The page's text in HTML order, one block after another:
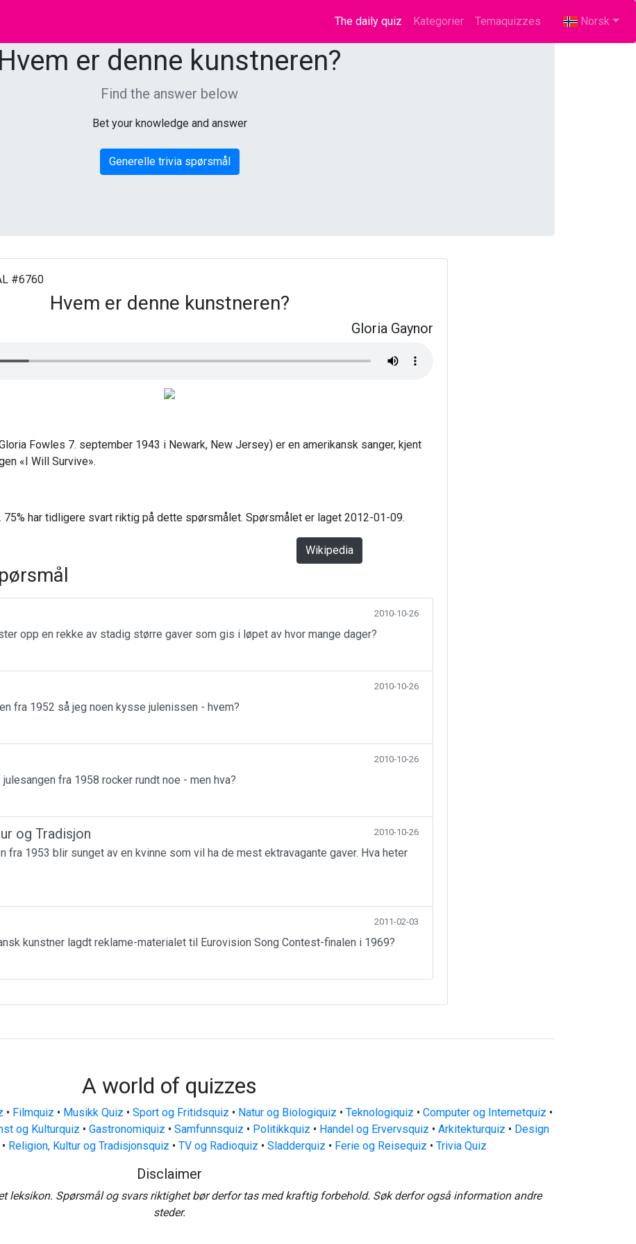
The daily quiz (current)
Kategorier Temaquizzes Norsk
Hvem er denne kunstneren?
Find the answer below
Bet your knowledge and answer
Generelle trivia spørsmål
#6760
Hvem er denne kunstneren?
Gloria Gaynor
Fowles 7. september 1943 i Newark, New Jersey) er en amerikansk sanger, kjent
«I Will Survive».
har tidligere svart riktig på dette spørsmålet. Spørsmålet er laget 2012-01-09.
Wikipedia
2010-10-26
opp en rekke av stadig større gaver som gis i løpet av hvor mange dager?
2010-10-26
fra 1952 så jeg noen kysse julenissen - hvem?
2010-10-26
fra 1958 rocker rundt noe - men hva?
og Tradisjon 2010-10-26
fra 1953 blir sunget av en kvinne som vil ha de mest ektravagante gaver. Hva heter
2011-02-03
kunstner lagdt reklame-materialet til Eurovision Song Contest-finalen i 1969?
A world of quizzes
• Filmquiz • Musikk Quiz • Sport og Fritidsquiz • Natur og Biologiquiz • Teknologiquiz • Computer og Internetquiz •
og Kulturquiz • Gastronomiquiz • Samfunnsquiz • Politikkquiz • Handel og Ervervsquiz • Arkitekturquiz • Design
• Religion, Kultur og Tradisjonsquiz • TV og Radioquiz • Sladderquiz • Ferie og Reisequiz • Trivia Quiz
Disclaimer
leksikon. Spørsmål og svars riktighet bør derfor tas med kraftig forbehold. Søk derfor også information andre
steder.